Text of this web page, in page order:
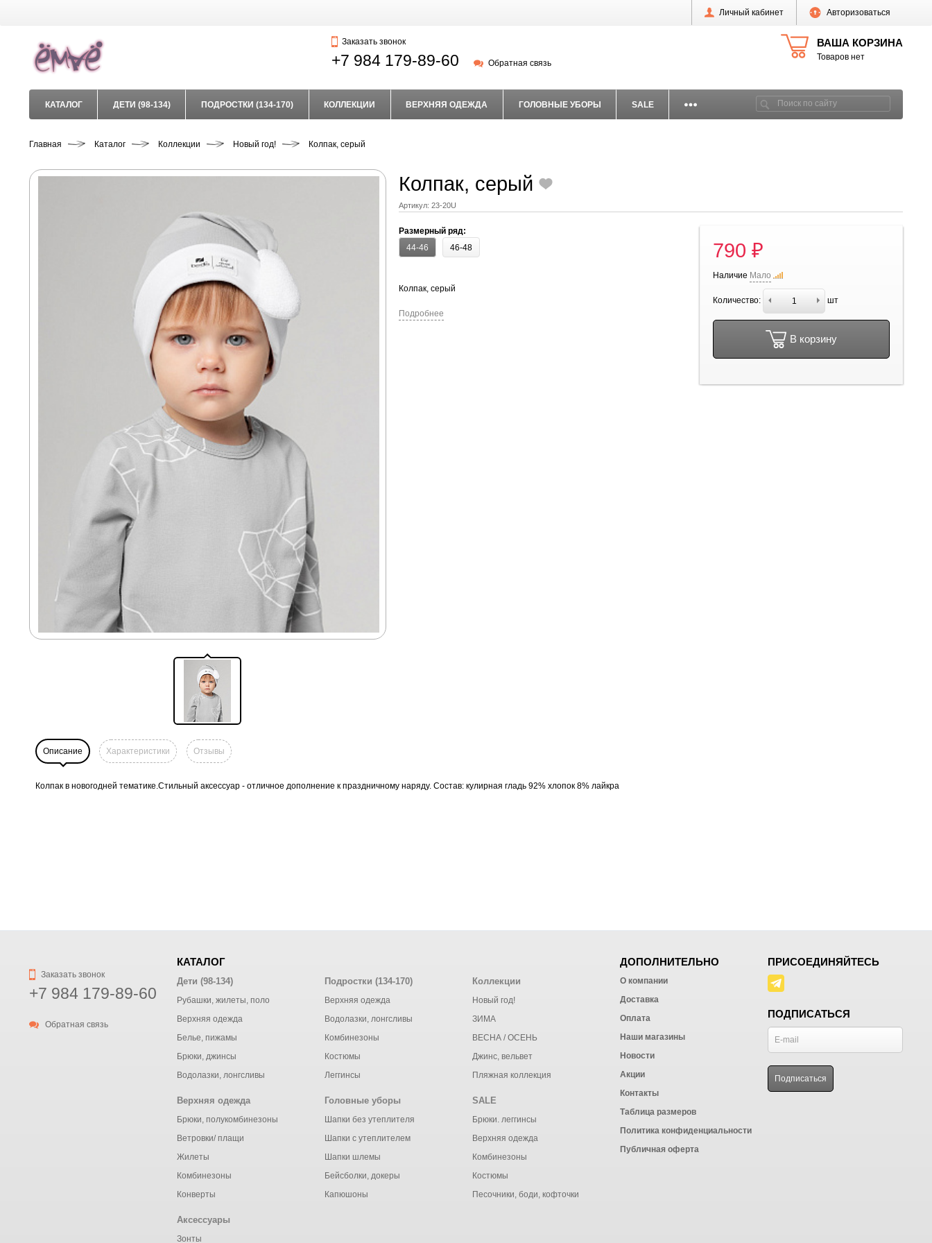
Личный кабинет Авторизоваться
ВАША КОРЗИНА
Товаров нет
Заказать звонок
+7 984 179-89-60 Обратная связь
КАТАЛОГ ДЕТИ (98-134) ПОДРОСТКИ (134-170) КОЛЛЕКЦИИ ВЕРХНЯЯ ОДЕЖДА ГОЛОВНЫЕ УБОРЫ SALE
Главная Каталог Коллекции Новый год! Колпак, серый
Колпак, серый
Артикул: 23-20U
Размерный ряд:
44-46
46-48
Колпак, серый
Подробнее
790 ₽
Наличие Мало
Количество: шт
В корзину
Описание Характеристики Отзывы
Колпак в новогодней тематике.Стильный аксессуар - отличное дополнение к праздничному наряду. Состав: кулирная гладь 92% хлопок 8% лайкра
Заказать звонок
+7 984 179-89-60
Обратная связь
КАТАЛОГ
Дети (98-134)
Рубашки, жилеты, поло
Верхняя одежда
Белье, пижамы
Брюки, джинсы
Водолазки, лонгсливы
Подростки (134-170)
Верхняя одежда
Водолазки, лонгсливы
Комбинезоны
Костюмы
Леггинсы
Коллекции
Новый год!
ЗИМА
ВЕСНА / ОСЕНЬ
Джинс, вельвет
Пляжная коллекция
Верхняя одежда
Брюки, полукомбинезоны
Ветровки/ плащи
Жилеты
Комбинезоны
Конверты
Головные уборы
Шапки без утеплителя
Шапки с утеплителем
Шапки шлемы
Бейсболки, докеры
Капюшоны
SALE
Брюки. леггинсы
Верхняя одежда
Комбинезоны
Костюмы
Песочники, боди, кофточки
Аксессуары
Зонты
ДОПОЛНИТЕЛЬНО
О компании
Доставка
Оплата
Наши магазины
Новости
Акции
Контакты
Таблица размеров
Политика конфиденциальности
Публичная оферта
ПРИСОЕДИНЯЙТЕСЬ
ПОДПИСАТЬСЯ